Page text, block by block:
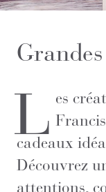
L es
cadeaux
Découvrez
attentions,